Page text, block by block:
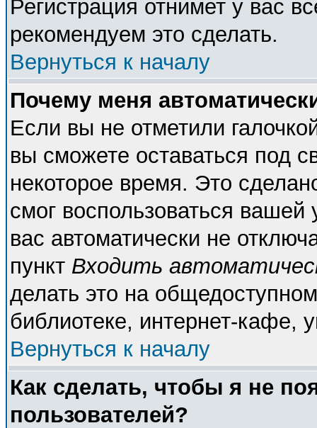
Регистрация отнимет у вас
рекомендуем это сделать.
Вернуться к началу
Почему меня
Если вы не отметили
вы сможете оставаться под
некоторое время. Это
смог воспользоваться
вас автоматически не
пункт Входить
делать это на
библиотеке, интернет-кафе,
Вернуться к началу
Как сделать, чтобы я не
пользователей?